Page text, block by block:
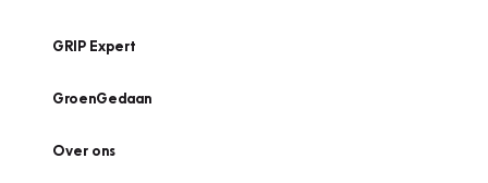
GRIP Expert
GroenGedaan
Over ons